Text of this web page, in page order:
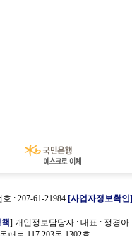
: 207-61-21984 [사업자정보확인]
] 개인정보담당자 : 대표 : 정경아